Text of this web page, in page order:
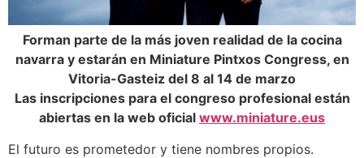
Forman parte de la más joven realidad de la cocina
navarra y estarán en Miniature Pintxos Congress, en
Vitoria-Gasteiz del 8 al 14 de marzo
Las inscripciones para el congreso profesional están
abiertas en la web oficial www.miniature.eus
El futuro es prometedor y tiene nombres propios.